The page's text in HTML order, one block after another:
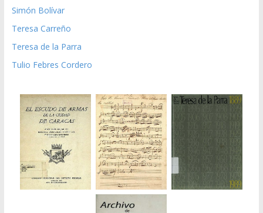
Simón Bolívar
Teresa Carreño
Teresa de la Parra
Tulio Febres Cordero